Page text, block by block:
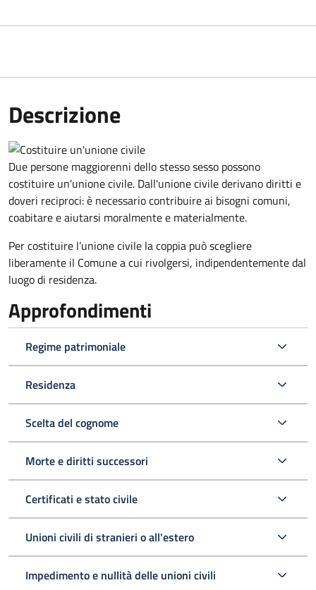
Descrizione
Due persone maggiorenni dello stesso sesso possono
costituire un'unione civile. Dall'unione civile derivano diritti e
doveri reciproci: è necessario contribuire ai bisogni comuni,
coabitare e aiutarsi moralmente e materialmente.
Per costituire l’unione civile la coppia può scegliere
liberamente il Comune a cui rivolgersi, indipendentemente dal
luogo di residenza.
Approfondimenti
Regime patrimoniale
Residenza
Scelta del cognome
Morte e diritti successori
Certificati e stato civile
Unioni civili di stranieri o all'estero
Impedimento e nullità delle unioni civili